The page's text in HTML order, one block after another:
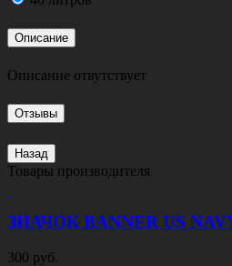
Описание
Описание отвутствует
Отзывы
Назад
Товары производителя
ЗНАЧОК BANNER US
300 руб.